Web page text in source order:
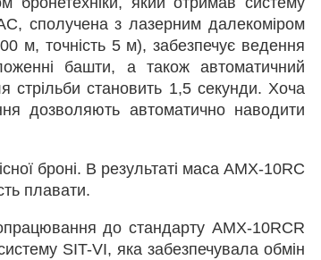
сполучена з лазерним далекоміром
м, точність 5 м), забезпечує ведення
башти, а також автоматичний
стрільби становить 1,5 секунди. Хоча
дозволяють автоматично наводити
броні. В результаті маса AMX-10RС
плавати.
до стандарту AMX-10RCR
SIT-VI, яка забезпечувала обмін